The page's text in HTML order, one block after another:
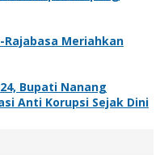
Rajabasa Meriahkan
Bupati Nanang
Anti Korupsi Sejak Dini